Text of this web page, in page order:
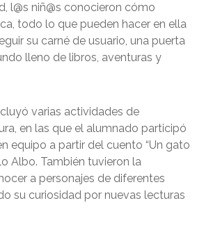
l@s niñ@s conocieron cómo
todo lo que pueden hacer en ella
su carné de usuario, una puerta
lleno de libros, aventuras y
varias actividades de
en las que el alumnado participó
equipo a partir del cuento “Un gato
Albo. También tuvieron la
a personajes de diferentes
su curiosidad por nuevas lecturas